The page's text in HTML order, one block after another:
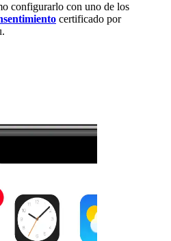
configurarlo con uno de los
certificado por